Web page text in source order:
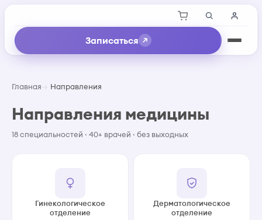
Записаться
Главная Направления
Направления медицины
18 специальностей · 40+ врачей · без выходных
Гинекологическое
отделение
Дерматологическое
отделение